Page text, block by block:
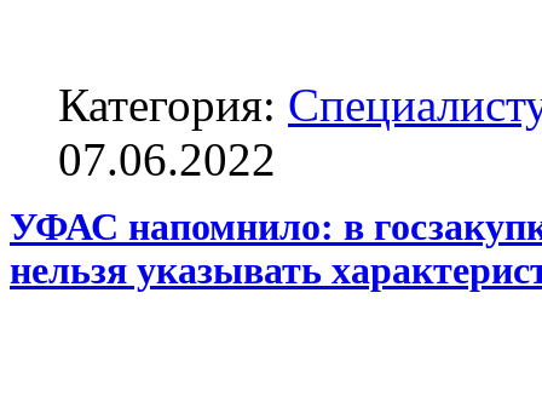
Категория:
07.06.2022
УФАС напомнило: в
нельзя указывать